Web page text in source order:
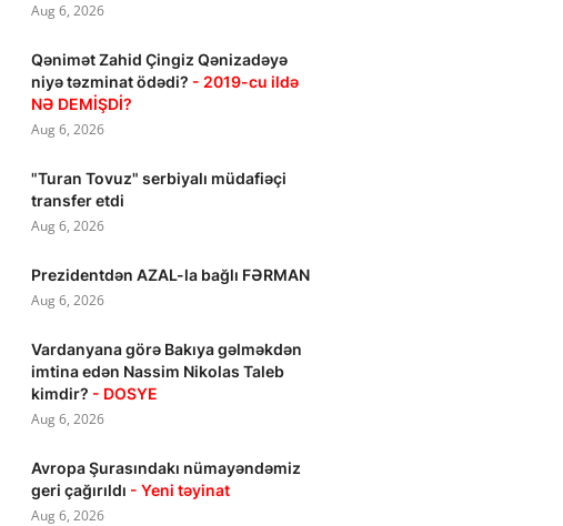
Aug 6, 2026
Qənimət Zahid Çingiz Qənizadəyə
niyə təzminat ödədi? - 2019-cu ildə
NƏ DEMİŞDİ?
Aug 6, 2026
"Turan Tovuz" serbiyalı müdafiəçi
transfer etdi
Aug 6, 2026
Prezidentdən AZAL-la bağlı FƏRMAN
Aug 6, 2026
Vardanyana görə Bakıya gəlməkdən
imtina edən Nassim Nikolas Taleb
kimdir? - DOSYE
Aug 6, 2026
Avropa Şurasındakı nümayəndəmiz
geri çağırıldı - Yeni təyinat
Aug 6, 2026